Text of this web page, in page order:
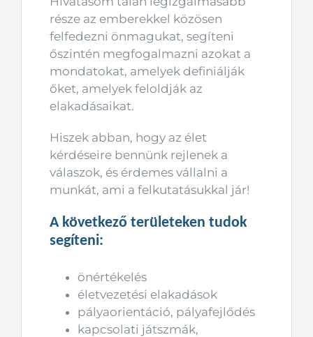
része az emberekkel közösen
felfedezni önmagukat, segíteni
őszintén megfogalmazni azokat a
mondatokat, amelyek definiálják
őket, amelyek feloldják az
elakadásaikat.
Hiszek abban, hogy az élet
kérdéseire bennünk rejlenek a
válaszok, és érdemes vállalni a
munkát, ami a felkutatásukkal jár!
A következő területeken tudok
segíteni:
önértékelés
életvezetési elakadások
pályaorientáció, pályafejlődés
kapcsolati játszmák,